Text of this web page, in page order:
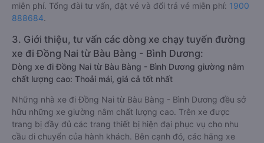
miễn phí. Tổng đài tư vấn, đặt vé và đổi trả vé miễn phí: 1900
888684.
3. Giới thiệu, tư vấn các dòng xe chạy tuyến đường
xe đi Đồng Nai từ Bàu Bàng - Bình Dương:
Dòng xe đi Đồng Nai từ Bàu Bàng - Bình Dương giường nằm
chất lượng cao: Thoải mái, giá cả tốt nhất
Những nhà xe đi Đồng Nai từ Bàu Bàng - Bình Dương đều sở
hữu những xe giường nằm chất lượng cao. Trên xe được
trang bị đầy đủ các trang thiết bị hiện đại phục vụ cho nhu
cầu di chuyển của hành khách. Bên cạnh đó, các hãng xe